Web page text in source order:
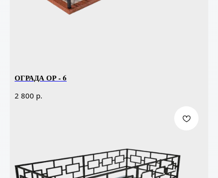
ОГРАДА ОР - 6
2 800 р.